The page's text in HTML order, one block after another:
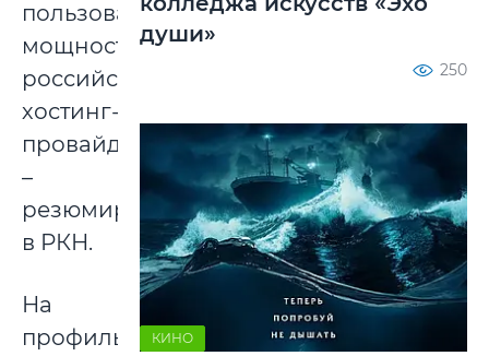
пользоваться
мощностями
российских
хостинг-
провайдеров»,
–
резюмировали
в РКН.
На
профильных
души»
250
КИНО